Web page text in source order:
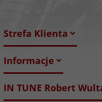
Strefa Klienta
Informacje
IN TUNE Robert